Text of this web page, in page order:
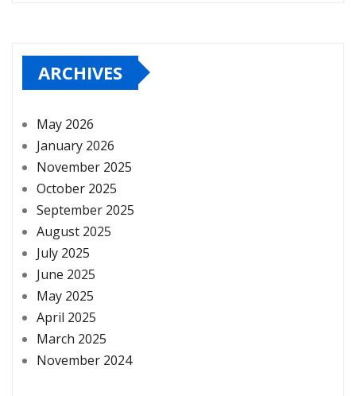
ARCHIVES
May 2026
January 2026
November 2025
October 2025
September 2025
August 2025
July 2025
June 2025
May 2025
April 2025
March 2025
November 2024